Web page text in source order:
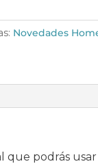
Novedades
podrás